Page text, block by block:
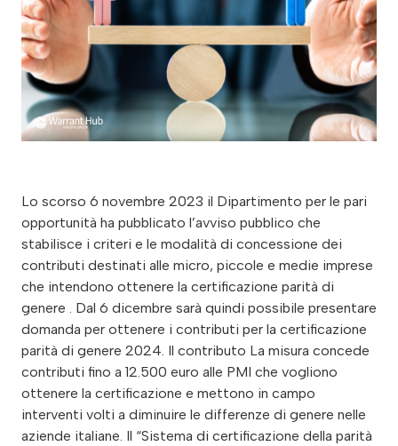
Lo scorso 6 novembre 2023 il Dipartimento per le pari
opportunità ha pubblicato l’avviso pubblico che
stabilisce i criteri e le modalità di concessione dei
contributi destinati alle micro, piccole e medie imprese
che intendono ottenere la certificazione parità di
genere . Dal 6 dicembre sarà quindi possibile presentare
domanda per ottenere i contributi per la certificazione
parità di genere 2024. Il contributo La misura concede
contributi fino a 12.500 euro alle PMI che vogliono
ottenere la certificazione e mettono in campo
interventi volti a diminuire le differenze di genere nelle
aziende italiane. Il “Sistema di certificazione della parità